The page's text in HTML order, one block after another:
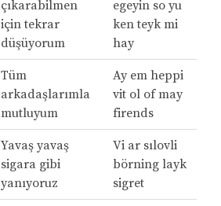
çıkarabilmen
için tekrar
düşüyorum
egeyin so yu
ken teyk mi
hay
Tüm
arkadaşlarımla
mutluyum
Ay em heppi
vit ol of may
firends
Yavaş yavaş
sigara gibi
yanıyoruz
Vi ar sılovli
börning layk
sigret